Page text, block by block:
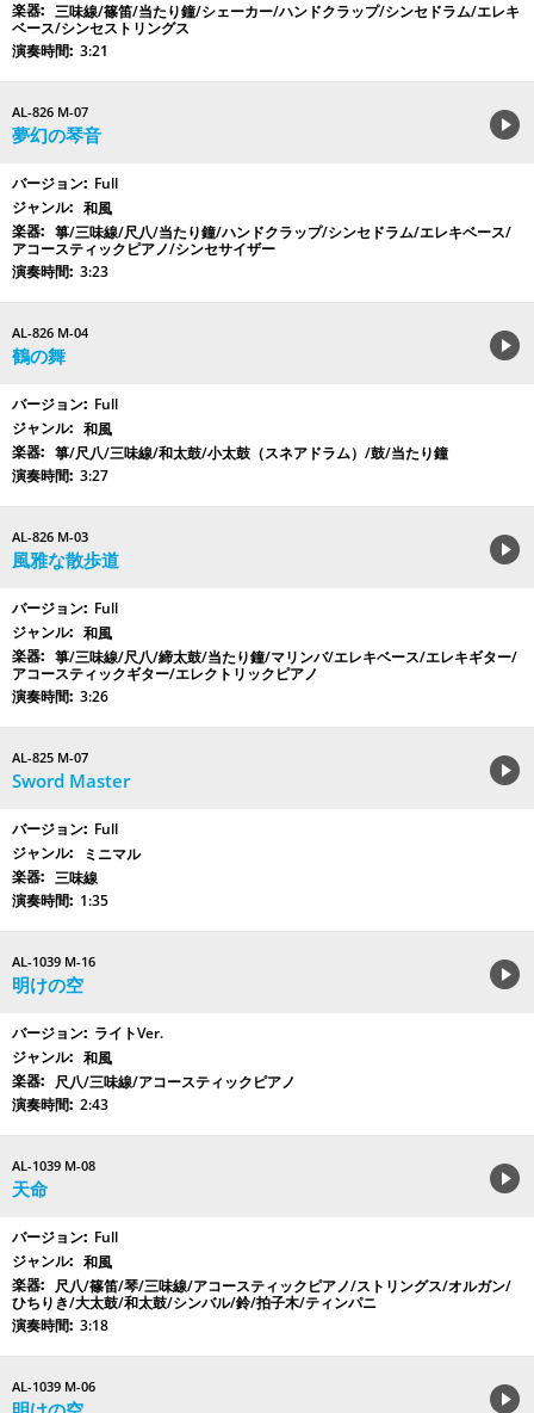
三味線/篠笛/当たり鐘/シェーカー/ハンドクラップ/シンセドラム/エレキ
ベース/シンセストリングス
3:21
AL-826 M-07
夢幻の琴音
Full
和風
箏/三味線/尺八/当たり鐘/ハンドクラップ/シンセドラム/エレキベース/
アコースティックピアノ/シンセサイザー
3:23
AL-826 M-04
鶴の舞
Full
和風
箏/尺八/三味線/和太鼓/小太鼓（スネアドラム）/鼓/当たり鐘
3:27
AL-826 M-03
風雅な散歩道
Full
和風
箏/三味線/尺八/締太鼓/当たり鐘/マリンバ/エレキベース/エレキギター/
アコースティックギター/エレクトリックピアノ
3:26
AL-825 M-07
Sword Master
Full
ミニマル
三味線
1:35
AL-1039 M-16
明けの空
ライトVer.
和風
尺八/三味線/アコースティックピアノ
2:43
AL-1039 M-08
天命
Full
和風
尺八/篠笛/琴/三味線/アコースティックピアノ/ストリングス/オルガン/
ひちりき/大太鼓/和太鼓/シンバル/鈴/拍子木/ティンパニ
3:18
AL-1039 M-06